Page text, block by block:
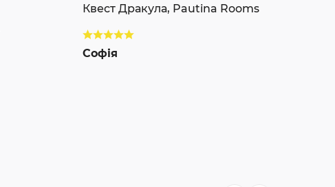
Квест Дракула, Pautina Rooms
Софія